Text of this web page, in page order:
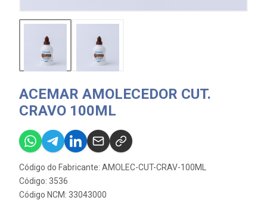
ACEMAR AMOLECEDOR CUT.
CRAVO 100ML
Código do Fabricante: AMOLEC-CUT-CRAV-100ML
Código: 3536
Código NCM: 33043000